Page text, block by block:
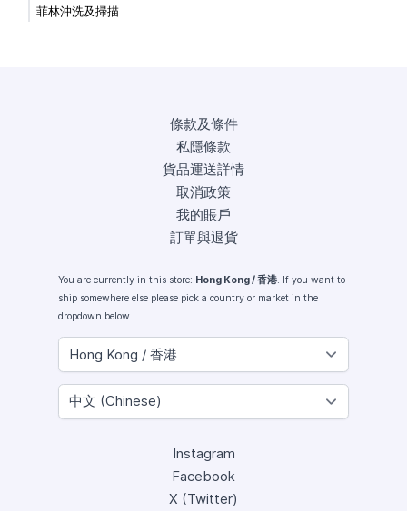
菲林沖洗及掃描
條款及條件
私隱條款
貨品運送詳情
取消政策
我的賬戶
訂單與退貨
You are currently in this store: Hong Kong / 香港. If you want to
ship somewhere else please pick a country or market in the
dropdown below.
Instagram
Facebook
X (Twitter)